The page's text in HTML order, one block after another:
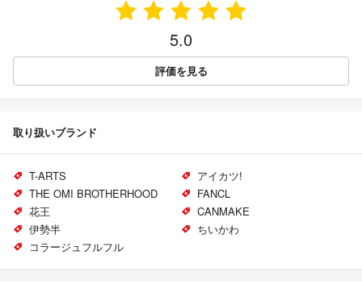
5.0
評価を見る
取り扱いブランド
T-ARTS
アイカツ!
THE OMI BROTHERHOOD
FANCL
花王
CANMAKE
伊勢半
ちいかわ
コラージュフルフル